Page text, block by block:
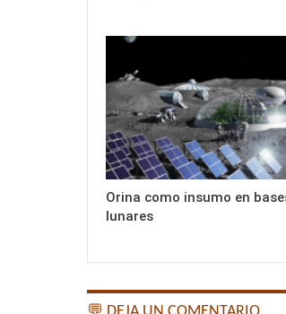
Orina como insumo en
lunares